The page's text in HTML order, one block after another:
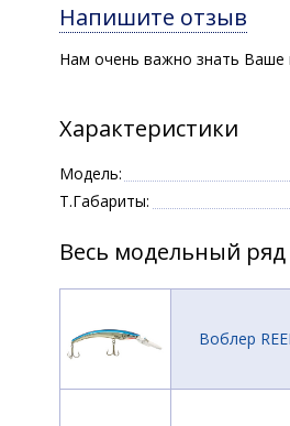
Напишите отзыв
Нам очень важно знать Ваше
Характеристики
Модель:
Т.Габариты:
Весь модельный ряд
Воблер